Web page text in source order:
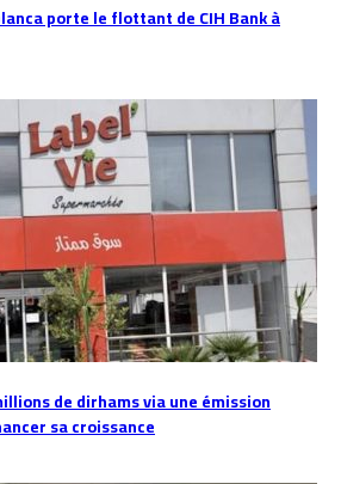
porte le flottant de CIH Bank à
de dirhams via une émission
sa croissance